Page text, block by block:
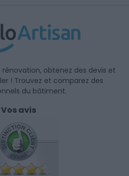
rénovation, obtenez des devis et
! Trouvez et comparez des
du bâtiment.
Vos avis